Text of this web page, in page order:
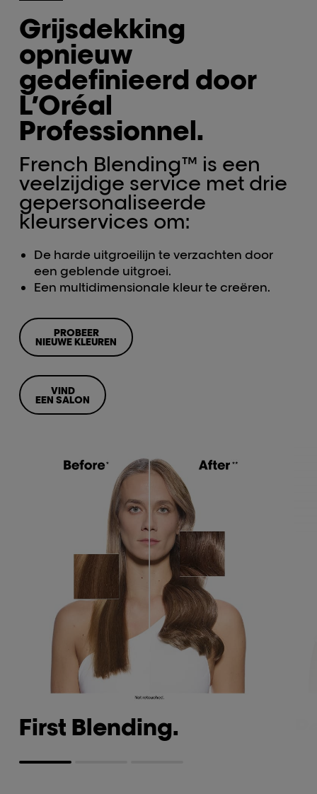
Grijsdekking
opnieuw
gedefinieerd door
L’Oréal
Professionnel.
French Blending™ is een
veelzijdige service met drie
gepersonaliseerde
kleurservices om:
De harde uitgroeilijn te verzachten door
een geblende uitgroei.
Een multidimensionale kleur te creëren.
PROBEER
NIEUWE KLEUREN
VIND
EEN SALON
First Blending.